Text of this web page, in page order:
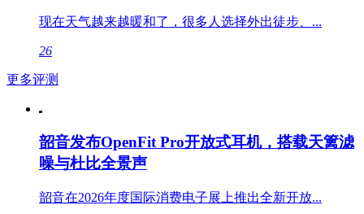
现在天气越来越暖和了，很多人选择外出徒步、...
26
更多评测
韶音发布OpenFit Pro开放式耳机，搭载天篱滤
噪与杜比全景声
韶音在2026年度国际消费电子展上推出全新开放...